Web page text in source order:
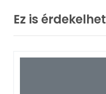
Ez is érdekelhet